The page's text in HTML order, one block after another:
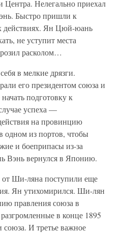
Нелегально приехал
Быстро пришли к
действиях. Ян Цюй-юань
не уступит места
расколом…
в мелкие дрязги.
его президентом союза и
подготовку к
успеха —
на провинцию
одном из портов, чтобы
и боеприпасы из-за
Вэнь вернулся в Японию.
от Ши-ляна поступили еще
Ян утихомирился. Ши-лян
правления союза в
в конце 1895
союза. И третье важное